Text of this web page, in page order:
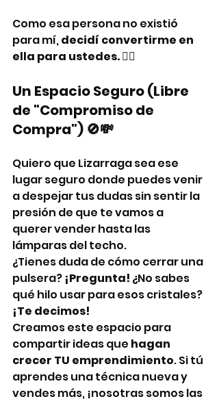
Como esa persona no existió
para mí, decidí convertirme en
ella para ustedes. 🧚‍♀️
Un Espacio Seguro (Libre
de "Compromiso de
Compra") 🚫💸
Quiero que Lizarraga sea ese
lugar seguro donde puedes venir
a despejar tus dudas sin sentir la
presión de que te vamos a
querer vender hasta las
lámparas del techo.
¿Tienes duda de cómo cerrar una
pulsera? ¡Pregunta! ¿No sabes
qué hilo usar para esos cristales?
¡Te decimos!
Creamos este espacio para
compartir ideas que hagan
crecer TU emprendimiento. Si tú
aprendes una técnica nueva y
vendes más, ¡nosotras somos las